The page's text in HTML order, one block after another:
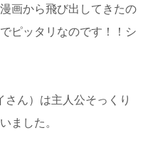
画から飛び出してきたの
ピッタリなのです！！シ
ん）は主人公そっくり
ました。